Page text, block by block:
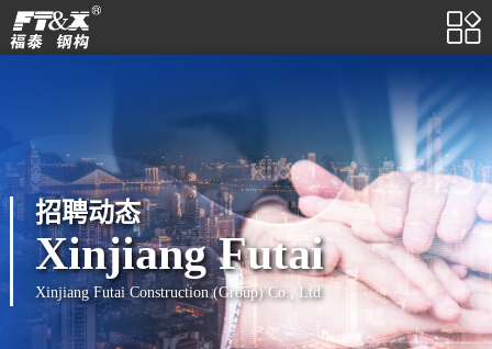

招聘动态
Xinjiang Futai
Xinjiang Futai Construction (Group) Co., Ltd